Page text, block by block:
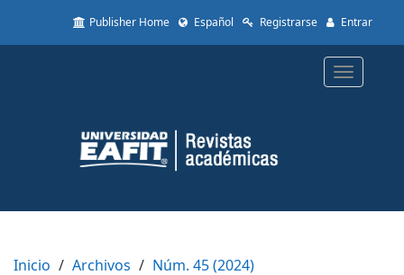
to
Content
Sidebar
Publisher Home Español Registrarse Entrar
Toggle
Inicio Archivos
Núm. 45 (2024)